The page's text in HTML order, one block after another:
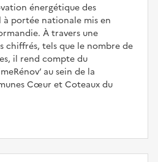
énergétique des
portée nationale mis en
À travers une
chiffrés, tels que le nombre de
il rend compte du
au sein de la
Cœur et Coteaux du